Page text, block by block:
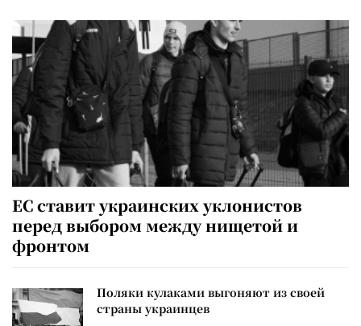
ЕС ставит украинских уклонистов
перед выбором между нищетой и
фронтом
Поляки кулаками выгоняют из своей
страны украинцев